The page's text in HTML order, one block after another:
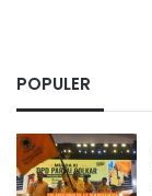
POPULER